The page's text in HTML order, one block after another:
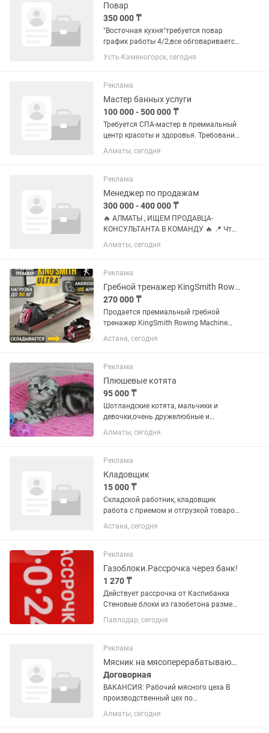
Повар
350 000 ₸
"Восточная кухня"требуется повар
график работы 4/2,все обговаривается
при собеседование,з/п 20000 за смену
тел для связи звонить с 10 до 21
Усть-Каменогорск, сегодня
Реклама
Мастер банных услуги
100 000 - 500 000 ₸
Требуется СПА-мастер в премиальный
центр красоты и здоровья. Требования
к кандидату: Возраст: От 23 до 45 лет.
Опыт работы: От 1–2 лет в
Уверенное выполнение...
Алматы, сегодня
Реклама
Менеджер по продажам
300 000 - 400 000 ₸
🔥 АЛМАТЫ , ИЩЕМ ПРОДАВЦА-
КОНСУЛЬТАНТА В КОМАНДУ 🔥 📍 Что
нужно делать: • Консультировать
клиентов и продавать (это основа) •
«лицом» магазина) • Поддерживать
порядок...
Алматы, сегодня
Реклама
Гребной тренажер KingSmith Rowing Machine Ultra Oak/Дуб) практический НОВЫЙ
270 000 ₸
Продается премиальный гребной
тренажер KingSmith Rowing Machine
Ultra в цвете Дуб (Oak). сопротивление
практический новый. ИДЕАЛЬНОЕ
Без...
Астана, сегодня
Реклама
Плюшевые котята
95 000 ₸
Шотландские котята, мальчики и
девочки,очень дружелюбные и
ласковые. Вислоухие и прямоухие.
Лучшие породные качества,
мраморный окрас передались нашим
деткам от...
Алматы, сегодня
Реклама
Кладовщик
15 000 ₸
Складской работник, кладовщик
работа с приемом и отгрузкой товаров,
и умение работать с ТСД. Требования:
Работа для мужчин!!!
Возраст от 20 до 40 лет Не студент,...
Астана, сегодня
Реклама
Газоблоки.Рассрочка через банк!
1 270 ₸
Действует рассрочка от Каспибанка
Стеновые блоки из газобетона размер
200×300×600;плотность
Д600,Д700;прочность В2,5;В3,5; Цена
Предлагаем также для нужд...
Павлодар, сегодня
Реклама
Мясник на мясоперерабатывающем предприятии
Договорная
ВАКАНСИЯ: Рабочий мясного цеха В
производственный цех по
изготовлению мясных консервов (г.
Алматы) требуются сотрудники.
Алматы, сегодня